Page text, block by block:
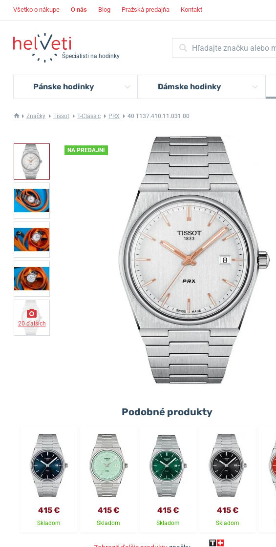
Všetko o nákupe O nás Blog Pražská predajňa Kontakt
Špecialisti na hodinky
Pánske hodinky Dámske hodinky
Značky Tissot T-Classic PRX 40 T137.410.11.031.00
NA PREDAJNI
20 ďalších
Podobné produkty
415 €
Skladom
415 €
Skladom
415 €
Skladom
415 €
Skladom